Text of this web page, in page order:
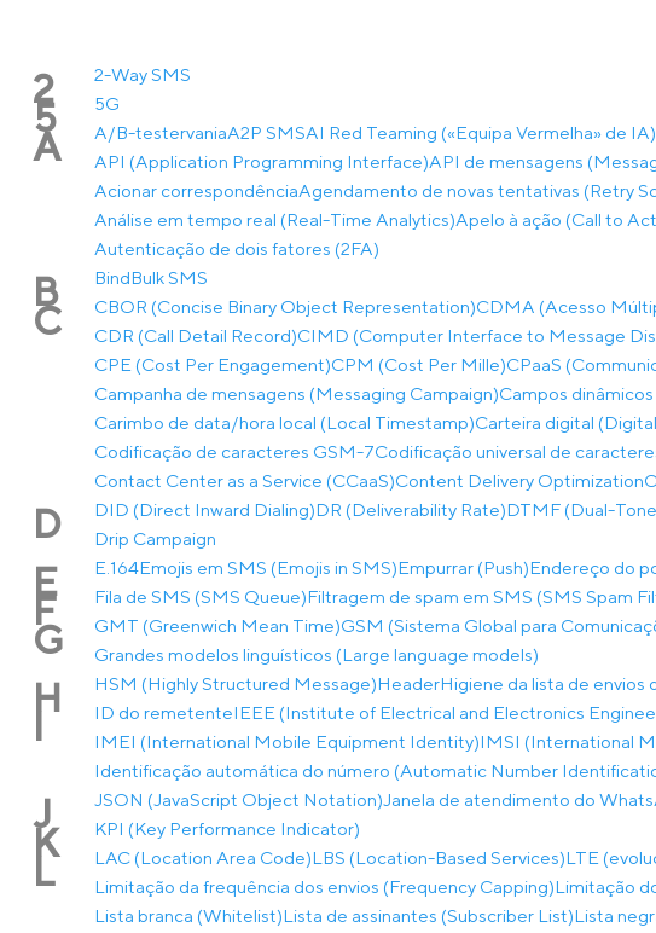
2 2-Way SMS
5 5G
A A/B-testervaniaA2P SMSAI Red Teaming («Equipa Vermelha» de IA)
API (Application Programming Interface)API de mensagens
Acionar correspondênciaAgendamento de novas tentativas (Retry
Análise em tempo real (Real-Time Analytics)Apelo à ação (Call to
Autenticação de dois fatores (2FA)
B BindBulk SMS
C CBOR (Concise Binary Object Representation)CDMA (Acesso
CDR (Call Detail Record)CIMD (Computer Interface to Message
CPE (Cost Per Engagement)CPM (Cost Per Mille)CPaaS
Campanha de mensagens (Messaging Campaign)Campos
Carimbo de data/hora local (Local Timestamp)Carteira digital
Codificação de caracteres GSM-7Codificação universal de
Contact Center as a Service (CCaaS)Content Delivery Optimization
D DID (Direct Inward Dialing)DR (Deliverability Rate)DTMF (Dual-
Drip Campaign
E E.164Emojis em SMS (Emojis in SMS)Empurrar (Push)Endereço do
F Fila de SMS (SMS Queue)Filtragem de spam em SMS (SMS Spam
G GMT (Greenwich Mean Time)GSM (Sistema Global para
Grandes modelos linguísticos (Large language models)
H HSM (Highly Structured Message)HeaderHigiene da lista de envios
ID do remetenteIEEE (Institute of Electrical and Electronics
IMEI (International Mobile Equipment Identity)IMSI (International
Identificação automática do número (Automatic Number
J JSON (JavaScript Object Notation)Janela de atendimento do
K KPI (Key Performance Indicator)
L LAC (Location Area Code)LBS (Location-Based Services)LTE
Limitação da frequência dos envios (Frequency Capping)Limitação
Lista branca (Whitelist)Lista de assinantes (Subscriber List)Lista